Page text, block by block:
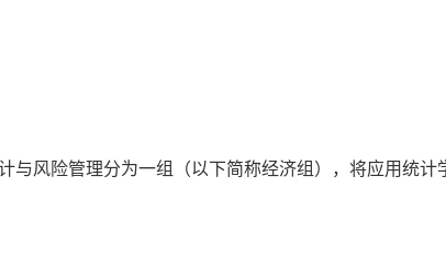
与风险管理分为一组（以下简称经济组），将应用统计